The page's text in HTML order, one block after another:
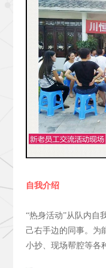
自我介绍
“热身活动”从队内自
己右手边的同事。为
小抄、现场帮腔等各